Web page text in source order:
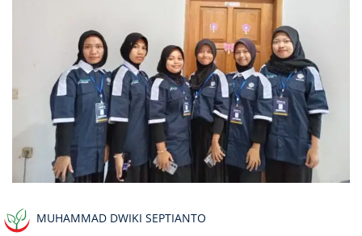
MUHAMMAD DWIKI SEPTIANTO